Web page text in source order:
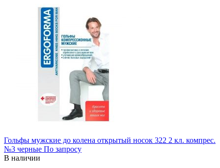
Гольфы мужские до колена открытый носок 322 2 кл. компрес.
№3 черные По запросу
В наличии